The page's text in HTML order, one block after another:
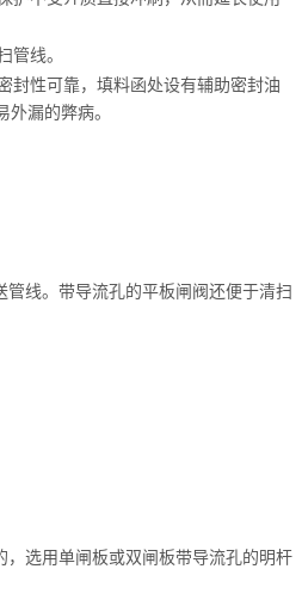
管线。
封性可靠，填料函处设有辅助密封油
漏的弊病。
线。带导流孔的平板闸阀还便于清扫
选用单闸板或双闸板带导流孔的明杆